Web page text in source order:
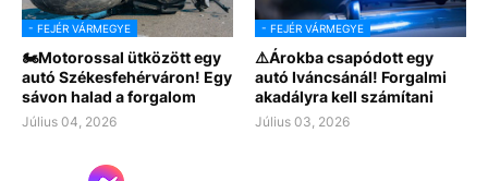
- FEJÉR VÁRMEGYE
🏍Motorossal ütközött egy
autó Székesfehérváron! Egy
sávon halad a forgalom
Július 04, 2026
- FEJÉR VÁRMEGYE
⚠️Árokba csapódott egy
autó Iváncsánál! Forgalmi
akadályra kell számítani
Július 03, 2026